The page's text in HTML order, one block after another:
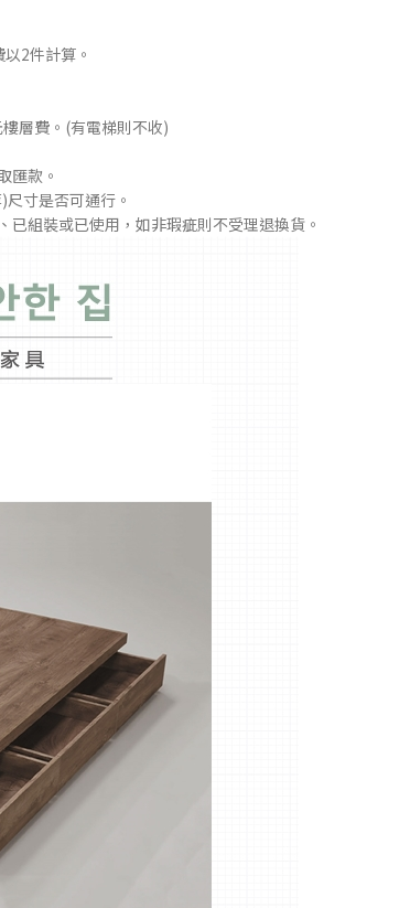
2件計算。
層費。(有電梯則不收)
匯款。
寸是否可通行。
已組裝或已使用，如非瑕疵則不受理退換貨。